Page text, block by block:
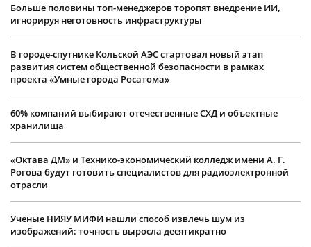
Больше половины топ-менеджеров торопят внедрение ИИ,
игнорируя неготовность инфраструктуры
В городе-спутнике Кольской АЭС стартовал новый этап
развития систем общественной безопасности в рамках
проекта «Умные города Росатома»
60% компаний выбирают отечественные СХД и объектные
хранилища
«Октава ДМ» и Технико-экономический колледж имени А. Г.
Рогова будут готовить специалистов для радиоэлектронной
отрасли
Учëные НИЯУ МИФИ нашли способ извлечь шум из
изображений: точность выросла десятикратно